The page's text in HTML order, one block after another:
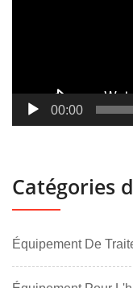
00:00
Catégories
Équipement De